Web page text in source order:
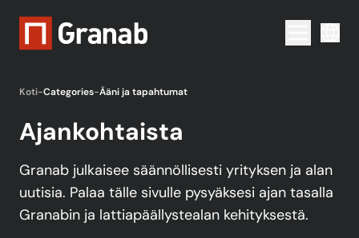
Menu
Koti-Categories-Ääni ja tapahtumat
Ajankohtaista
Granab julkaisee säännöllisesti yrityksen ja alan
uutisia. Palaa tälle sivulle pysyäksesi ajan tasalla
Granabin ja lattiapäällystealan kehityksestä.